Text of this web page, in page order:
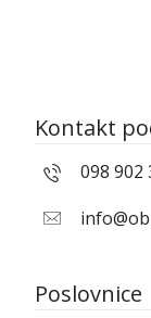
Kontakt
098 902
Poslovnice